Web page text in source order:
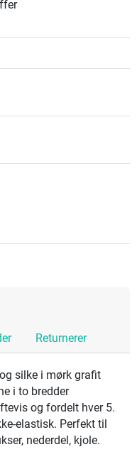
Returnerer
silke i mørk grafit
i to bredder
og fordelt hver 5.
elastisk. Perfekt til
nederdel, kjole.